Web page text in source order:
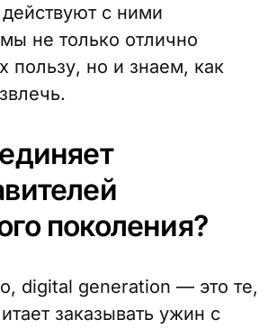
с ними
не только отлично
пользу, но и знаем, как
поколения?
digital generation — это те,
заказывать ужин с